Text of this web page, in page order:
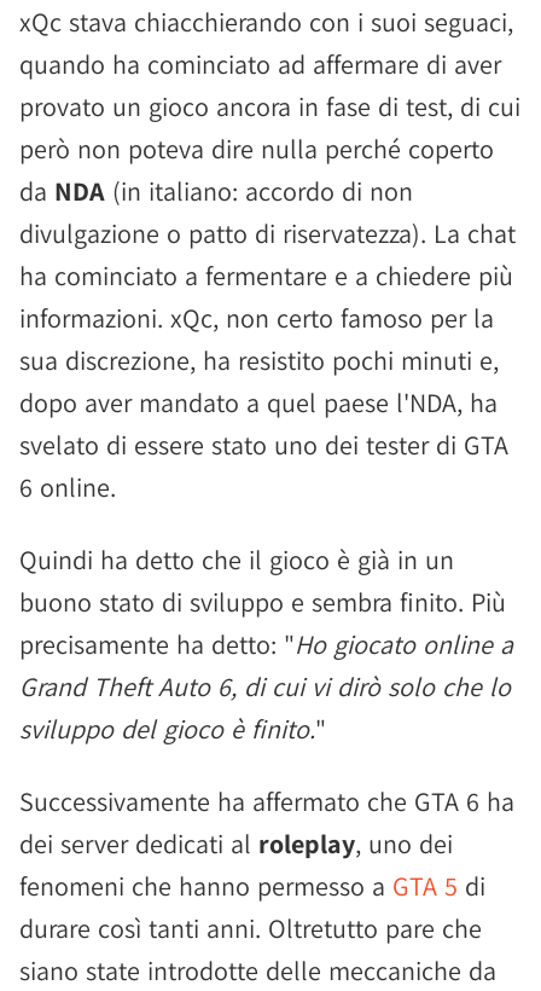
xQc stava chiacchierando con i suoi seguaci,
quando ha cominciato ad affermare di aver
provato un gioco ancora in fase di test, di cui
però non poteva dire nulla perché coperto
da NDA (in italiano: accordo di non
divulgazione o patto di riservatezza). La chat
ha cominciato a fermentare e a chiedere più
informazioni. xQc, non certo famoso per la
sua discrezione, ha resistito pochi minuti e,
dopo aver mandato a quel paese l'NDA, ha
svelato di essere stato uno dei tester di GTA
6 online.
Quindi ha detto che il gioco è già in un
buono stato di sviluppo e sembra finito. Più
precisamente ha detto: "Ho giocato online a
Grand Theft Auto 6, di cui vi dirò solo che lo
sviluppo del gioco è finito."
Successivamente ha affermato che GTA 6 ha
dei server dedicati al roleplay, uno dei
fenomeni che hanno permesso a GTA 5 di
durare così tanti anni. Oltretutto pare che
siano state introdotte delle meccaniche da